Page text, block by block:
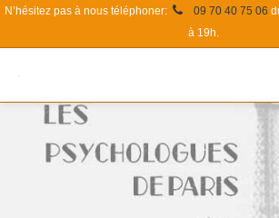
N’hésitez pas à nous téléphoner: 09 70 40 75 06
à 19h.